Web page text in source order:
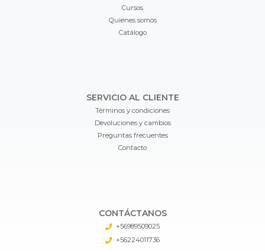
Cursos
Quienes somos
Catálogo
SERVICIO AL CLIENTE
Términos y condiciones
Devoluciones y cambios
Preguntas frecuentes
Contacto
CONTÁCTANOS
+56989509025
+56224011736